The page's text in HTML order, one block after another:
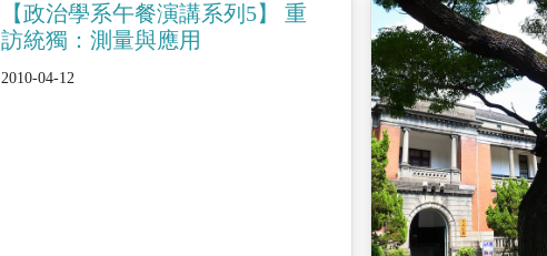
【政治學系午餐演講系列5】 重
訪統獨：測量與應用
2010-04-12